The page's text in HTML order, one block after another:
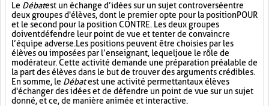
Le Débatest un échange d’idées sur un sujet controversé entre
deux groupes d'élèves, dont le premier opte pour la position POUR
et le second pour la position CONTRE. Les deux groupes
doivent défendre leur point de vue et tenter de convaincre
l’équipe adverse. Les positions peuvent être choisies par les
élèves ou imposées par l’enseignant, lequel joue le rôle de
modérateur. Cette activité demande une préparation préalable de
la part des élèves dans le but de trouver des arguments crédibles.
En somme, le Débatest une activité permettant aux élèves
d'échanger des idées et de défendre un point de vue sur un sujet
donné, et ce, de manière animée et interactive.